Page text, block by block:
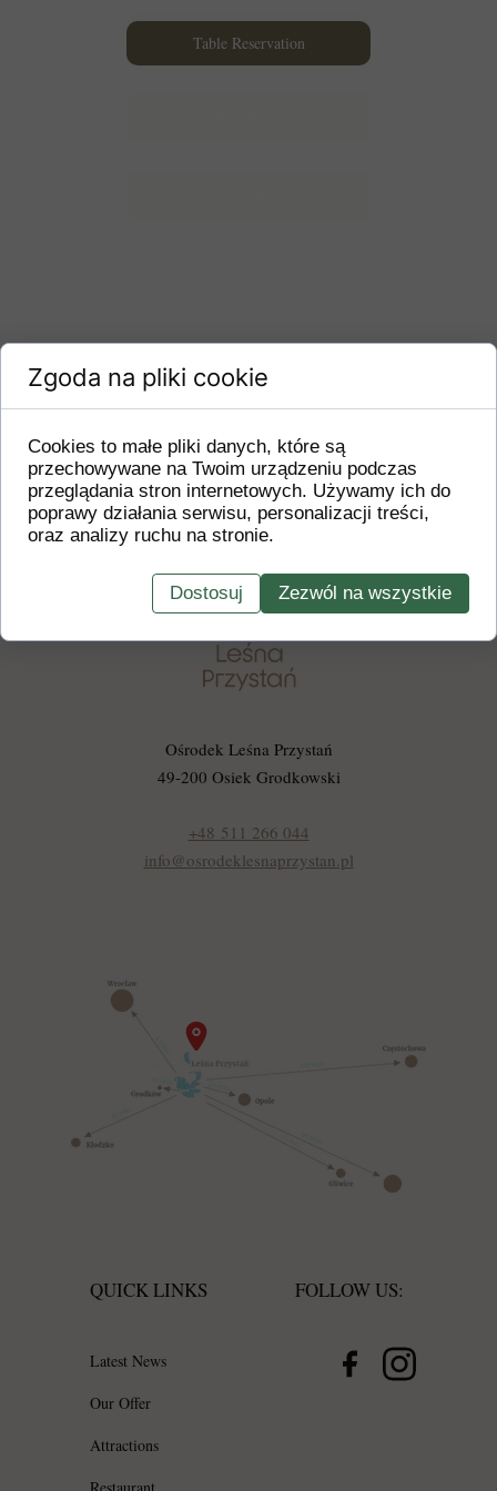
Table Reservation
Restaurant
Latest News
Our Offer
Attractions
Ośrodek Leśna Przystań
49-200 Osiek Grodkowski
+48 511 266 044
info@osrodeklesnaprzystan.pl
FOLLOW US:
QUICK LINKS
Zgoda na pliki cookie
Cookies to małe pliki danych, które są
przechowywane na Twoim urządzeniu podczas
przeglądania stron internetowych. Używamy ich do
poprawy działania serwisu, personalizacji treści,
oraz analizy ruchu na stronie.
Dostosuj Zezwól na wszystkie